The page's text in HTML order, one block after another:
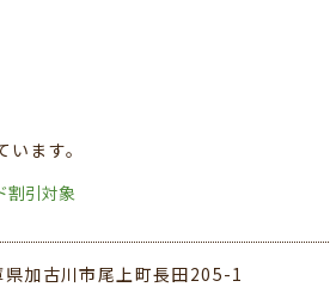
ます。
割引対象
県加古川市尾上町長田205-1